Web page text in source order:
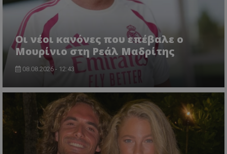
Οι νέοι κανόνες που επέβαλε ο
Μουρίνιο στη Ρεάλ Μαδρίτης
08.08.2026 - 12:43